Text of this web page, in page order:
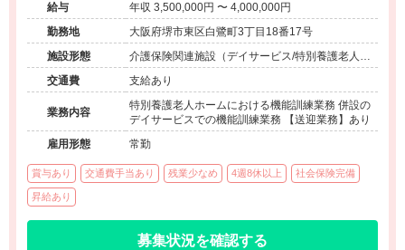
給与
年収 3,500,000円 〜 4,000,000円
勤務地
大阪府堺市東区白鷺町3丁目18番17号
施設形態
介護保険関連施設（デイサービス/特別養護老人ホ
ーム）
交通費 支給あり
業務内容
特別養護老人ホームにおける機能訓練業務 併設の
デイサービスでの機能訓練業務 【送迎業務】あり
雇用形態
常勤
賞与あり 交通費手当あり 残業少なめ 4週8休以上 社会保険完備
昇給あり
募集状況を確認する